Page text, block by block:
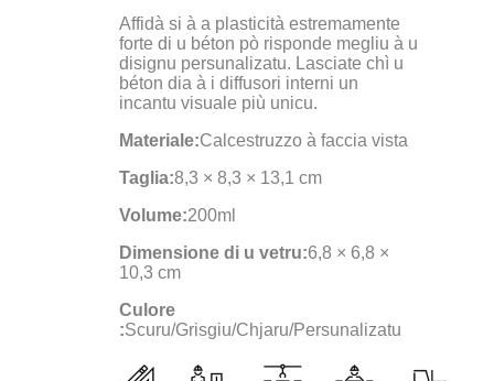
Affidà si à a plasticità estremamente
forte di u béton pò risponde megliu à u
disignu persunalizatu. Lasciate chì u
béton dia à i diffusori interni un
incantu visuale più unicu.
Materiale:Calcestruzzo à faccia vista
Taglia:8,3 × 8,3 × 13,1 cm
Volume:200ml
Dimensione di u vetru:6,8 × 6,8 ×
10,3 cm
Culore
:Scuru/Grisgiu/Chjaru/Persunalizatu